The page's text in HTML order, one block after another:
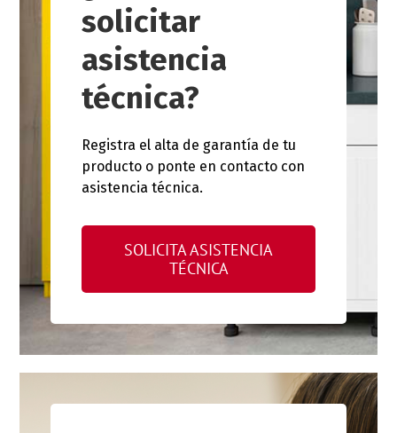
solicitar
asistencia
técnica?
Registra el alta de garantía de tu
producto o ponte en contacto con
asistencia técnica.
SOLICITA ASISTENCIA
TÉCNICA